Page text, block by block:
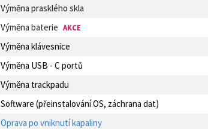
Výměna prasklého skla
Výměna baterie AKCE
Výměna klávesnice
Výměna USB - C portů
Výměna trackpadu
Software (přeinstalování OS, záchrana dat)
Oprava po vniknutí kapaliny